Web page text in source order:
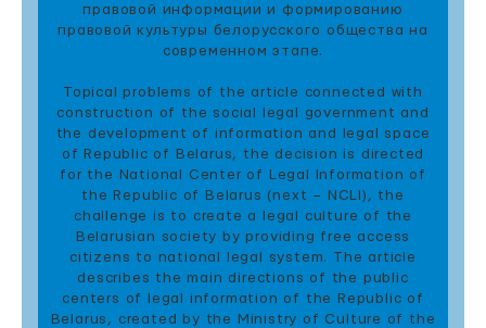
правовой информации и формированию
правовой культуры белорусского общества на
современном этапе.
Topical problems of the article connected with
construction of the social legal government and
the development of information and legal space
of Republic of Belarus, the decision is directed
for the National Center of Legal Information of
the Republic of Belarus (next – NCLI), the
challenge is to create a legal culture of the
Belarusian society by providing free access
citizens to national legal system. The article
describes the main directions of the public
centers of legal information of the Republic of
Belarus, created by the Ministry of Culture of the